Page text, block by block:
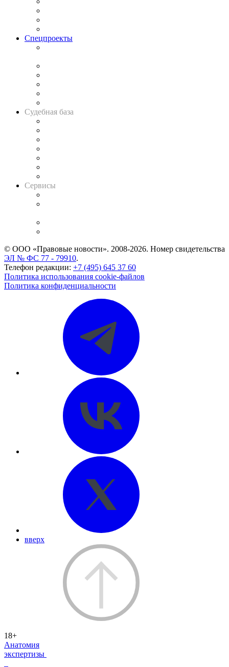
Спецпроекты
Судебная база
Сервисы
© ООО «Правовые новости». 2008-2026. Номер свидетельства
ЭЛ № ФС 77 - 79910.
Телефон редакции: +7 (495) 645 37 60
Политика использования cookie-файлов
Политика конфиденциальности
вверх
18+
Анатомия
экспертизы